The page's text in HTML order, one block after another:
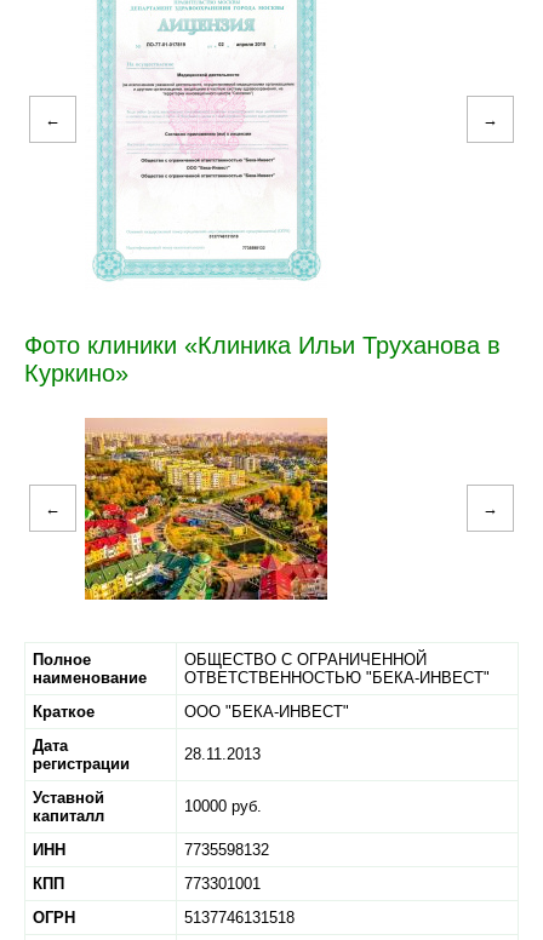
← →
Фото клиники «Клиника Ильи Труханова в
Куркино»
← →
Полное
наименование
ОБЩЕСТВО С ОГРАНИЧЕННОЙ
ОТВЕТСТВЕННОСТЬЮ "БЕКА-ИНВЕСТ"
Краткое
ООО "БЕКА-ИНВЕСТ"
Дата
регистрации
28.11.2013
Уставной
капиталл
10000 руб.
ИНН
7735598132
КПП
773301001
ОГРН
5137746131518